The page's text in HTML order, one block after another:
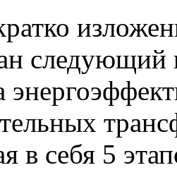
следующий
в себя 5